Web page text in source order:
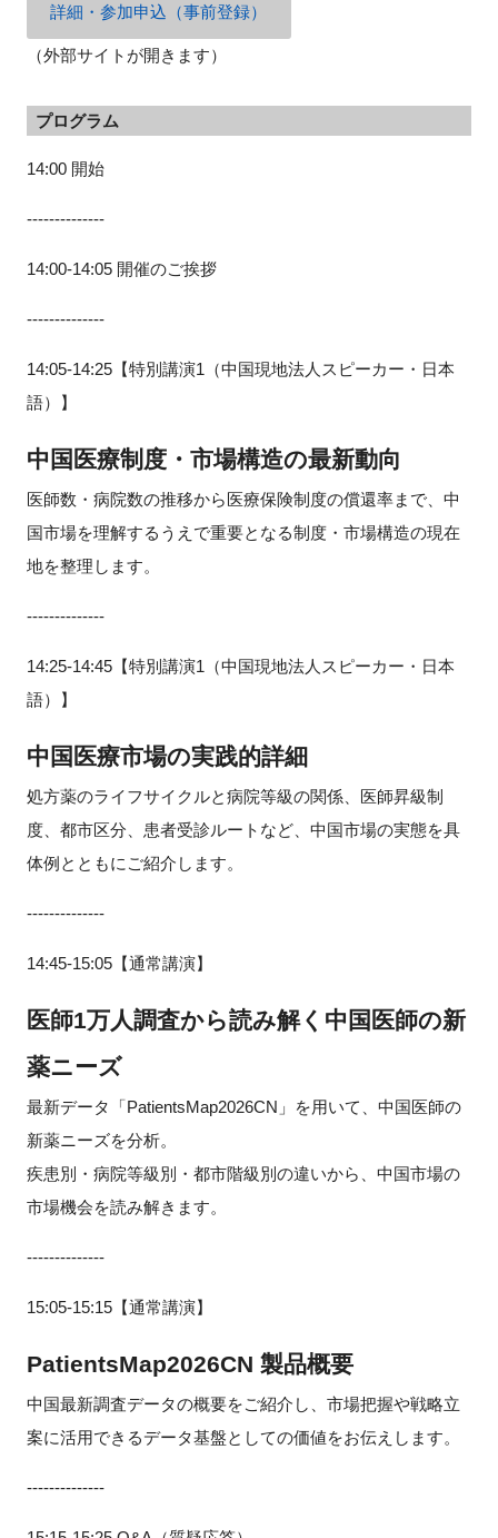
詳細・参加申込（事前登録）
（外部サイトが開きます）
プログラム
14:00 開始
--------------
14:00-14:05 開催のご挨拶
--------------
14:05-14:25【特別講演1（中国現地法人スピーカー・日本
語）】
中国医療制度・市場構造の最新動向
医師数・病院数の推移から医療保険制度の償還率まで、中
国市場を理解するうえで重要となる制度・市場構造の現在
地を整理します。
--------------
14:25-14:45【特別講演1（中国現地法人スピーカー・日本
語）】
中国医療市場の実践的詳細
処方薬のライフサイクルと病院等級の関係、医師昇級制
度、都市区分、患者受診ルートなど、中国市場の実態を具
体例とともにご紹介します。
--------------
14:45-15:05【通常講演】
医師1万人調査から読み解く中国医師の新
薬ニーズ
最新データ「PatientsMap2026CN」を用いて、中国医師の
新薬ニーズを分析。
疾患別・病院等級別・都市階級別の違いから、中国市場の
市場機会を読み解きます。
--------------
15:05-15:15【通常講演】
PatientsMap2026CN 製品概要
中国最新調査データの概要をご紹介し、市場把握や戦略立
案に活用できるデータ基盤としての価値をお伝えします。
--------------